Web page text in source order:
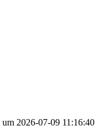
2026-07-09 11:16:40